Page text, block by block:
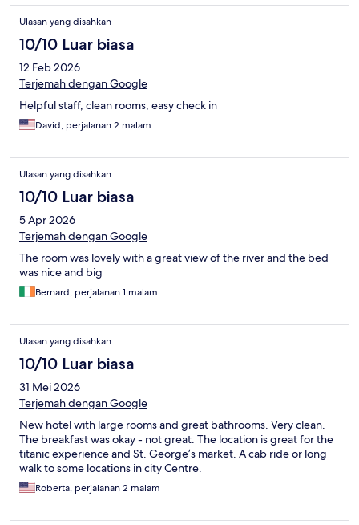
Ulasan yang disahkan
10/10 Luar biasa
12 Feb 2026
Terjemah dengan Google
Helpful staff, clean rooms, easy check in
David, perjalanan 2 malam
Ulasan yang disahkan
10/10 Luar biasa
5 Apr 2026
Terjemah dengan Google
The room was lovely with a great view of the river and the bed
was nice and big
Bernard, perjalanan 1 malam
Ulasan yang disahkan
10/10 Luar biasa
31 Mei 2026
Terjemah dengan Google
New hotel with large rooms and great bathrooms. Very clean.
The breakfast was okay - not great. The location is great for the
titanic experience and St. George’s market. A cab ride or long
walk to some locations in city Centre.
Roberta, perjalanan 2 malam